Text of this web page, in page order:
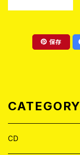
保存
CATEGORY
CD